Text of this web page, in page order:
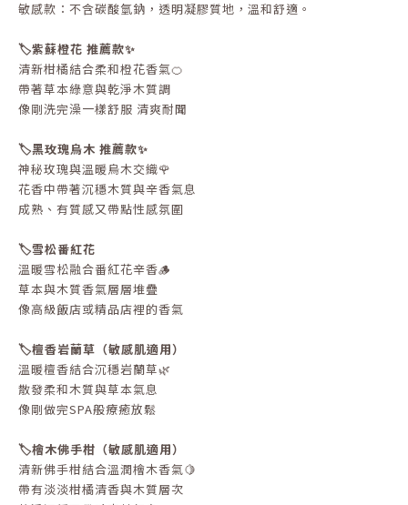
敏感款：不含碳酸氫鈉，透明凝膠質地，溫和舒適。
🏷️紫蘇橙花 推薦款✨
清新柑橘結合柔和橙花香氣🍊
帶著草本綠意與乾淨木質調
像剛洗完澡一樣舒服 清爽耐聞
🏷️黑玫瑰烏木 推薦款✨
神秘玫瑰與溫暖烏木交織🌹
花香中帶著沉穩木質與辛香氣息
成熟、有質感又帶點性感氛圍
🏷️雪松番紅花
溫暖雪松融合番紅花辛香🪵
草本與木質香氣層層堆疊
像高級飯店或精品店裡的香氣
🏷️檀香岩蘭草（敏感肌適用）
溫暖檀香結合沉穩岩蘭草🌿
散發柔和木質與草本氣息
像剛做完SPA般療癒放鬆
🏷️檜木佛手柑（敏感肌適用）
清新佛手柑結合溫潤檜木香氣🍋
帶有淡淡柑橘清香與木質層次